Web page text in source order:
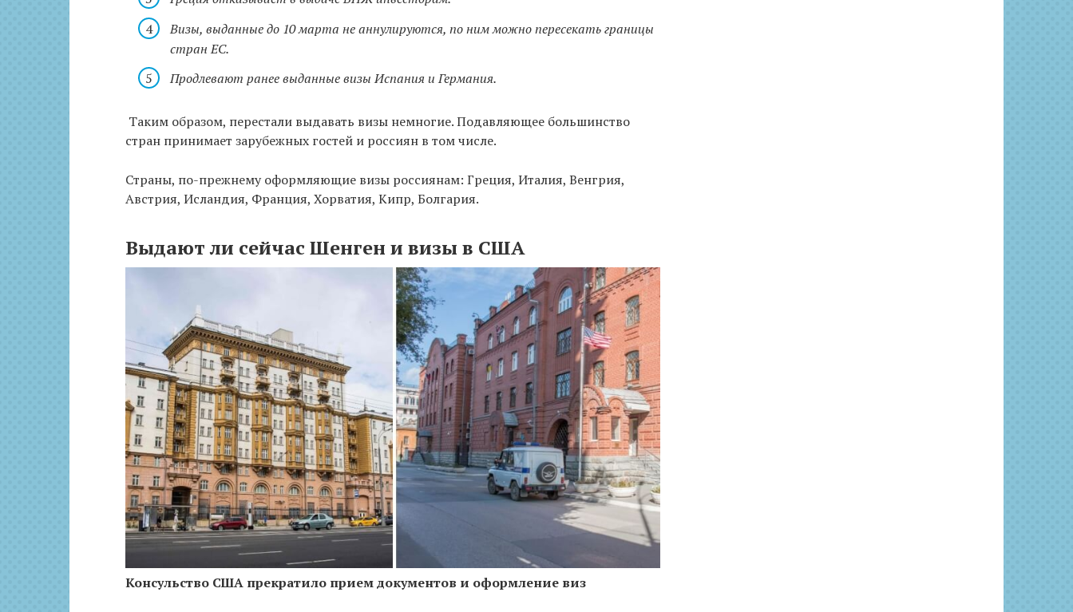
Визы, выданные до 10 марта не аннулируются, по ним можно пересекать границы
стран ЕС.
Продлевают ранее выданные визы Испания и Германия.
Таким образом, перестали выдавать визы немногие. Подавляющее большинство
стран принимает зарубежных гостей и россиян в том числе.
Страны, по-прежнему оформляющие визы россиянам: Греция, Италия, Венгрия,
Австрия, Исландия, Франция, Хорватия, Кипр, Болгария.
Выдают ли сейчас Шенген и визы в США
Консульство США прекратило прием документов и оформление виз